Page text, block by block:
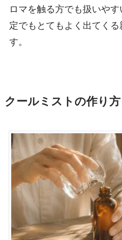
ロマを触る方でも扱いや
定でもとてもよく出てく
す。
クールミストの作り方